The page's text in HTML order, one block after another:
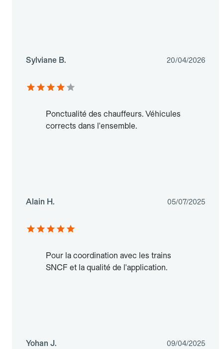
Sylviane B. 20/04/2026
Ponctualité des chauffeurs. Véhicules
corrects dans l'ensemble.
Alain H. 05/07/2025
Pour la coordination avec les trains
SNCF et la qualité de l'application.
Yohan J. 09/04/2025